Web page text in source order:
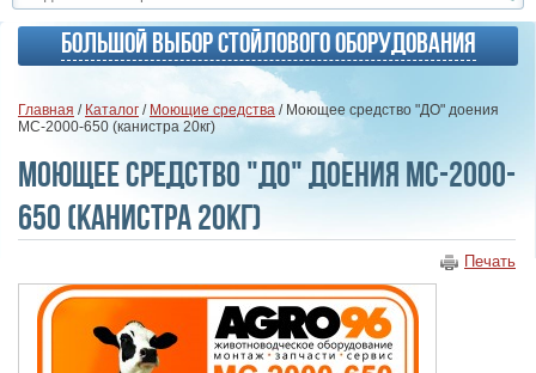
Большой выбор стойлового оборудования
Главная / Каталог / Моющие средства / Моющее средство "ДО" доения
МС-2000-650 (канистра 20кг)
Моющее средство "ДО" доения МС-2000-
650 (канистра 20кг)
Печать